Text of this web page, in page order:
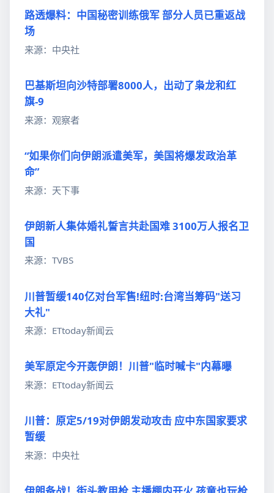
路透爆料：中国秘密训练俄军 部分人员已重返战
场
来源：中央社
巴基斯坦向沙特部署8000人，出动了枭龙和红
旗-9
来源：观察者
“如果你们向伊朗派遣美军，美国将爆发政治革
命”
来源：天下事
伊朗新人集体婚礼誓言共赴国难 3100万人报名卫
国
来源：TVBS
川普暂缓140亿对台军售!纽时:台湾当筹码"送习
大礼"
来源：ETtoday新闻云
美军原定今开轰伊朗！川普"临时喊卡"内幕曝
来源：ETtoday新闻云
川普：原定5/19对伊朗发动攻击 应中东国家要求
暂缓
来源：中央社